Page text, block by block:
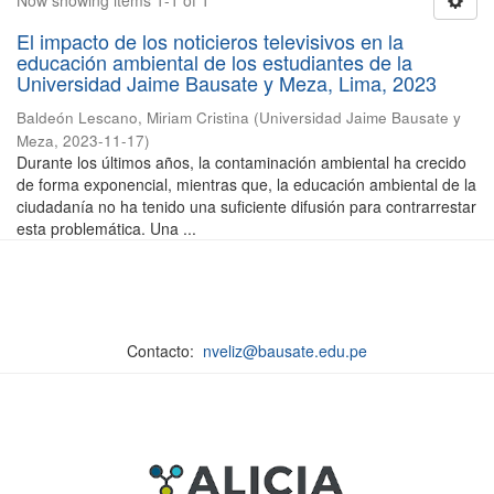
El impacto de los noticieros televisivos en la
educación ambiental de los estudiantes de la
Universidad Jaime Bausate y Meza, Lima, 2023
Baldeón Lescano, Miriam Cristina (Universidad Jaime Bausate y
Meza, 2023-11-17)
Durante los últimos años, la contaminación ambiental ha crecido
de forma exponencial, mientras que, la educación ambiental de la
ciudadanía no ha tenido una suficiente difusión para contrarrestar
esta problemática. Una ...
Contacto: nveliz@bausate.edu.pe